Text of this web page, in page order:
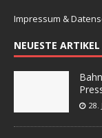
Impressum &
NEUESTE ARTIKEL
28.